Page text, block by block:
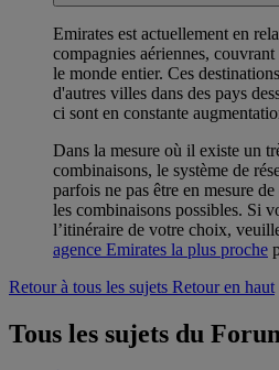
Emirates est actuellement en
compagnies aériennes,
le monde entier. Ces
d'autres villes dans des pays
ci sont en constante
Dans la mesure où il existe un
combinaisons, le système de
parfois ne pas être en mesure
les combinaisons possibles. Si
l’itinéraire de votre choix,
agence Emirates la plus proche
Retour à tous les sujets Retour en haut
Tous les sujets du